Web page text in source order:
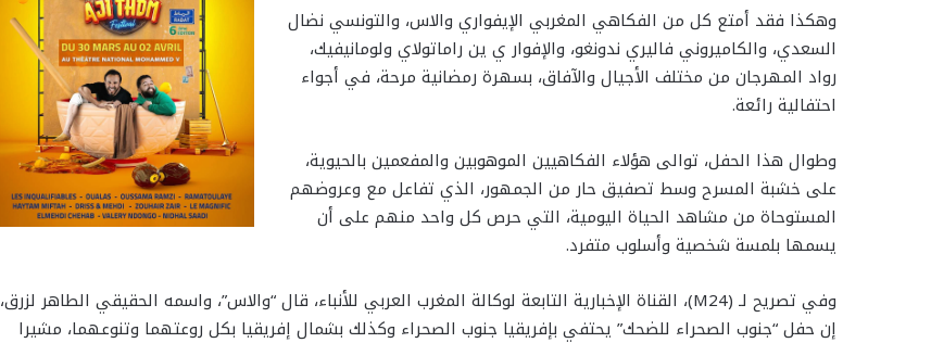
وهكذا فقد أمتع كل من الفكاهي المغربي الإيفواري والاس، والتونسي نضال
السعدي، والكاميروني فاليري ندونغو، والإفوار ي ين راماتولاي ولومانيفيك،
رواد المهرجان من مختلف الأجيال والآفاق، بسهرة رمضانية مرحة، في أجواء
احتفالية رائعة.
وطوال هذا الحفل، توالى هؤلاء الفكاهيين الموهوبين والمفعمين بالحيوية،
على خشبة المسرح وسط تصفيق حار من الجمهور، الذي تفاعل مع وعروضهم
المستوحاة من مشاهد الحياة اليومية، التي حرص كل واحد منهم على أن
يسمها بلمسة شخصية وأسلوب متفرد.
وفي تصريح لـ (M24)، القناة الإخبارية التابعة لوكالة المغرب العربي للأنباء، قال “والاس”، واسمه الحقيقي الطاهر لزرق،
إن حفل “جنوب الصحراء للضحك” يحتفي بإفريقيا جنوب الصحراء وكذلك بشمال إفريقيا بكل روعتهما وتنوعهما، مشيرا